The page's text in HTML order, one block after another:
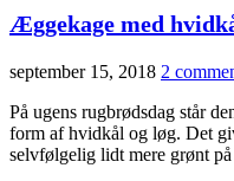
Æggekage med
september 15, 2018 2
På ugens rugbrødsdag står
form af hvidkål og løg. Det
selvfølgelig lidt mere grønt